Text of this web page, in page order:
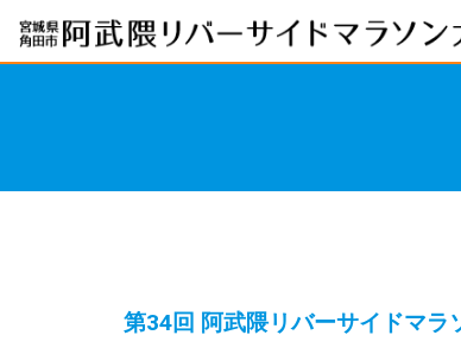
第34回 阿武隈リバーサイドマラ